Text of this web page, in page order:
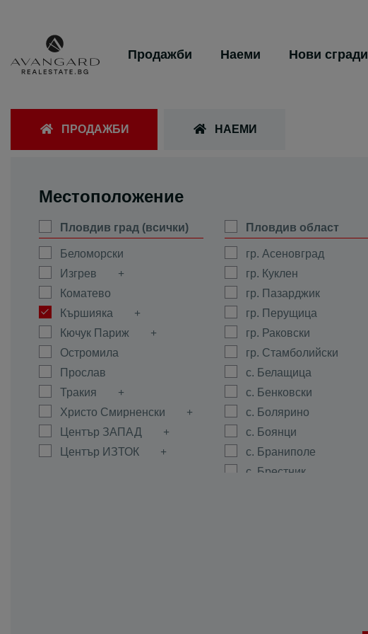
Продажби Наеми Нови сгради
ПРОДАЖБИ НАЕМИ
Местоположение
Пловдив град (всички)
Беломорски
Изгрев
Коматево
Кършияка
Кючук Париж
Остромила
Прослав
Тракия
Христо Смирненски
Център ЗАПАД
Център ИЗТОК
Пловдив област
гр. Асеновград
гр. Куклен
гр. Пазарджик
гр. Перущица
гр. Раковски
гр. Стамболийски
с. Белащица
с. Бенковски
с. Болярино
с. Боянци
с. Браниполе
с. Брестник